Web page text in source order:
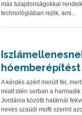
más tulajdonságokkal
technológiában rejlik, ami...
A kérdés azért merült fel,
miatt idén sorban a
Jordánia közötti határnál
neves szaúdi mufti szerint